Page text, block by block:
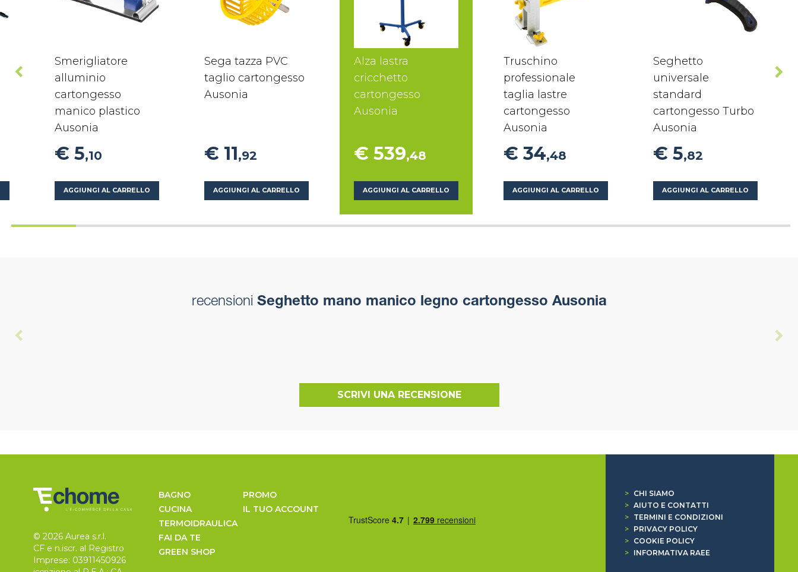
Smerigliatore
alluminio
cartongesso
manico plastico
Ausonia
€ 5,10
AGGIUNGI AL CARRELLO
Sega tazza PVC
taglio cartongesso
Ausonia
€ 11,92
AGGIUNGI AL CARRELLO
Alza lastra
cricchetto
cartongesso
Ausonia
€ 539,48
AGGIUNGI AL CARRELLO
Truschino
professionale
taglia lastre
cartongesso
Ausonia
€ 34,48
AGGIUNGI AL CARRELLO
Seghetto
universale
standard
cartongesso Turbo
Ausonia
€ 5,82
AGGIUNGI AL CARRELLO
recensioni Seghetto mano manico legno cartongesso Ausonia
SCRIVI UNA RECENSIONE
© 2026 Aurea s.r.l.
CF e n.iscr. al Registro
Imprese: 03911450926
BAGNO
CUCINA
TERMOIDRAULICA
FAI DA TE
GREEN SHOP
PROMO
IL TUO ACCOUNT
>
CHI SIAMO
> AIUTO E CONTATTI
>
TERMINI E CONDIZIONI
>
PRIVACY POLICY
>
COOKIE POLICY
>
INFORMATIVA RAEE